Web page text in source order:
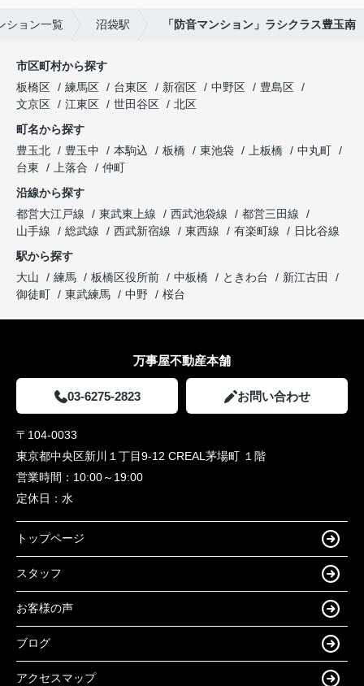
ション一覧 沼袋駅 「防音マンション」ラシクラス豊玉南
市区町村から探す
板橋区
練馬区 台東区 新宿区 中野区
豊島区
文京区
江東区 世田谷区
北区
町名から探す
豊玉北
豊玉中 本駒込 板橋 東池袋 上板橋
中丸町
台東
上落合
仲町
沿線から探す
都営大江戸線
東武東上線 西武池袋線
都営三田線
山手線
総武線 西武新宿線 東西線 有楽町線
日比谷線
駅から探す
大山
練馬 板橋区役所前 中板橋 ときわ台
新江古田
御徒町
東武練馬 中野 桜台
万事屋不動産本舗
03-6275-2823 お問い合わせ
〒104-0033
東京都中央区新川１丁目9-12 CREAL茅場町 １階
営業時間： 10:00～19:00
定休日： 水
トップページ
スタッフ
お客様の声
ブログ
アクセスマップ